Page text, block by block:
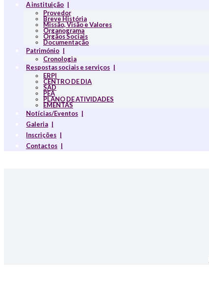
A instituição
Provedor
Breve História
Missão, Visão e Valores
Organograma
Orgãos Sociais
Documentação
Património
Cronologia
Respostas sociais e serviços
ERPI
CENTRO DE DIA
SAD
PEA
PLANO DE ATIVIDADES
EMENTAS
Notícias/Eventos
Galeria
Inscrições
Contactos